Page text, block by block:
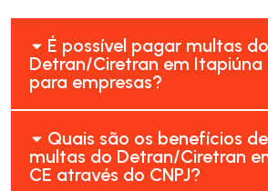
É possível pagar multas do
Detran/Ciretran em Itapiúna
para empresas?
Quais são os benefícios
multas do Detran/Ciretran
CE através do CNPJ?